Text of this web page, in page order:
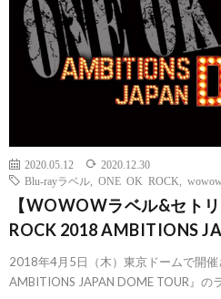
2020.05.12
2020.12.30
Blu-rayラベル
ONE OK ROCK wowow
【WOWOWラベル&セト
ROCK 2018 AMBITIONS
2018年4月5日（木）東京ドームで開
AMBITIONS JAPAN DOME TOUR』の